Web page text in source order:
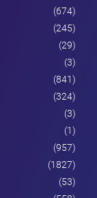
(674)
(245)
(29)
(3)
(841)
(324)
(3)
(1)
(957)
(1827)
(53)